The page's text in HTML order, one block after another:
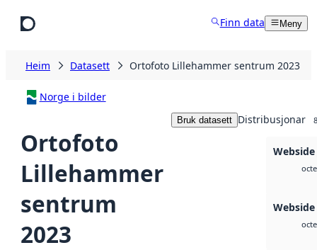
Finn data Meny
Heim Datasett Ortofoto Lillehammer sentrum 2023
Norge i bilder
Ortofoto
Lillehammer
sentrum
2023
Bruk datasett Distribusjonar 8
Webside
Webside